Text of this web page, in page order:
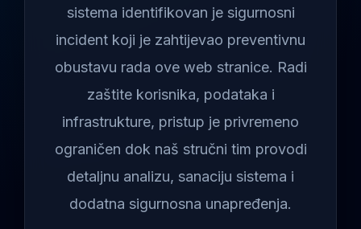
sistema identifikovan je sigurnosni
incident koji je zahtijevao preventivnu
obustavu rada ove web stranice. Radi
zaštite korisnika, podataka i
infrastrukture, pristup je privremeno
ograničen dok naš stručni tim provodi
detaljnu analizu, sanaciju sistema i
dodatna sigurnosna unapređenja.